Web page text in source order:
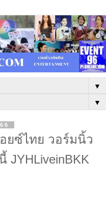
▼
▼
ยซ์ไทย วอร์มนิ้ว
JYHLiveinBKK